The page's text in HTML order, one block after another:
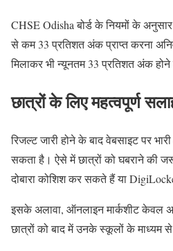
CHSE Odisha बोर्ड के नियमों के
से कम 33 प्रतिशत अंक प्राप्त करना
मिलाकर भी न्यूनतम 33 प्रतिशत अंक होने
छात्रों के लिए महत्वपूर्ण
रिजल्ट जारी होने के बाद वेबसाइट पर
सकता है। ऐसे में छात्रों को घबराने की
दोबारा कोशिश कर सकते हैं या
इसके अलावा, ऑनलाइन मार्कशीट केवल
छात्रों को बाद में उनके स्कूलों के माध्यम से